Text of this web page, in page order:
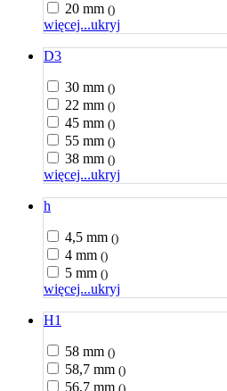
20 mm ()
więcej...ukryj
D3
30 mm ()
22 mm ()
45 mm ()
55 mm ()
38 mm ()
więcej...ukryj
h
4,5 mm ()
4 mm ()
5 mm ()
więcej...ukryj
H1
58 mm ()
58,7 mm ()
56,7 mm ()